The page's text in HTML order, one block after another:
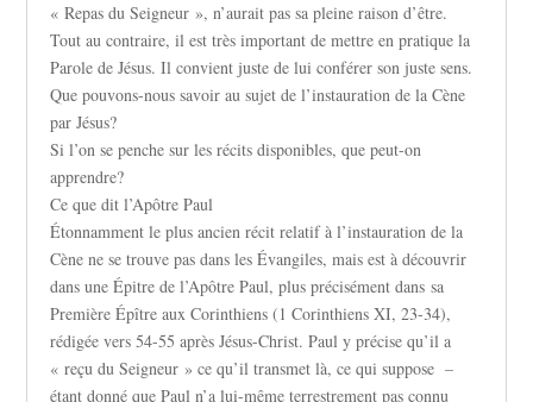
« Repas du Seigneur », n’aurait pas sa pleine raison d’être.
Tout au contraire, il est très important de mettre en pratique la
Parole de Jésus. Il convient juste de lui conférer son juste sens.
Que pouvons-nous savoir au sujet de l’instauration de la Cène
par Jésus?
Si l’on se penche sur les récits disponibles, que peut-on
apprendre?
Ce que dit l’Apôtre Paul
Étonnamment le plus ancien récit relatif à l’instauration de la
Cène ne se trouve pas dans les Évangiles, mais est à découvrir
dans une Épitre de l’Apôtre Paul, plus précisément dans sa
Première Épître aux Corinthiens (1 Corinthiens XI, 23-34),
rédigée vers 54-55 après Jésus-Christ. Paul y précise qu’il a
« reçu du Seigneur » ce qu’il transmet là, ce qui suppose –
étant donné que Paul n’a lui-même terrestrement pas connu